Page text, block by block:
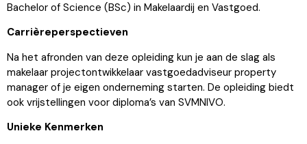
Bachelor of Science (BSc) in Makelaardij en Vastgoed.
Carrièreperspectieven
Na het afronden van deze opleiding kun je aan de slag als
makelaar projectontwikkelaar vastgoedadviseur property
manager of je eigen onderneming starten. De opleiding biedt
ook vrijstellingen voor diploma’s van SVMNIVO.
Unieke Kenmerken